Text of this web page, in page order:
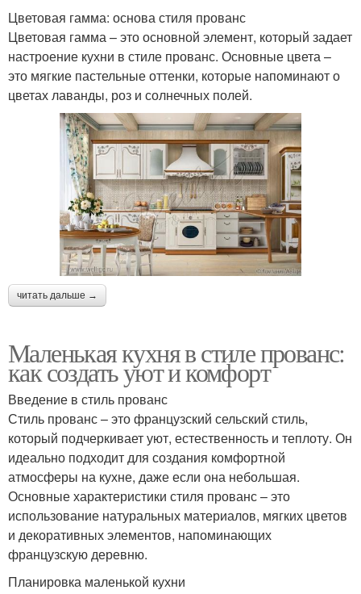
Цветовая гамма: основа стиля прованс
Цветовая гамма – это основной элемент, который задает
настроение кухни в стиле прованс. Основные цвета –
это мягкие пастельные оттенки, которые напоминают о
цветах лаванды, роз и солнечных полей.
читать дальше →
Маленькая кухня в стиле прованс:
как создать уют и комфорт
Введение в стиль прованс
Стиль прованс – это французский сельский стиль,
который подчеркивает уют, естественность и теплоту. Он
идеально подходит для создания комфортной
атмосферы на кухне, даже если она небольшая.
Основные характеристики стиля прованс – это
использование натуральных материалов, мягких цветов
и декоративных элементов, напоминающих
французскую деревню.
Планировка маленькой кухни